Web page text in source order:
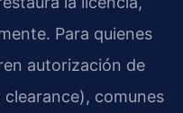
Para quienes
autorización de
comunes